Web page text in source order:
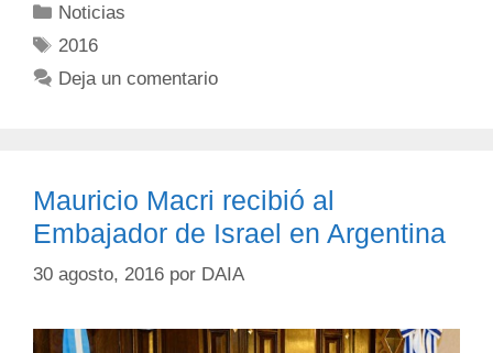
Noticias
2016
Deja un comentario
Mauricio Macri recibió al
Embajador de Israel en Argentina
30 agosto, 2016 por DAIA